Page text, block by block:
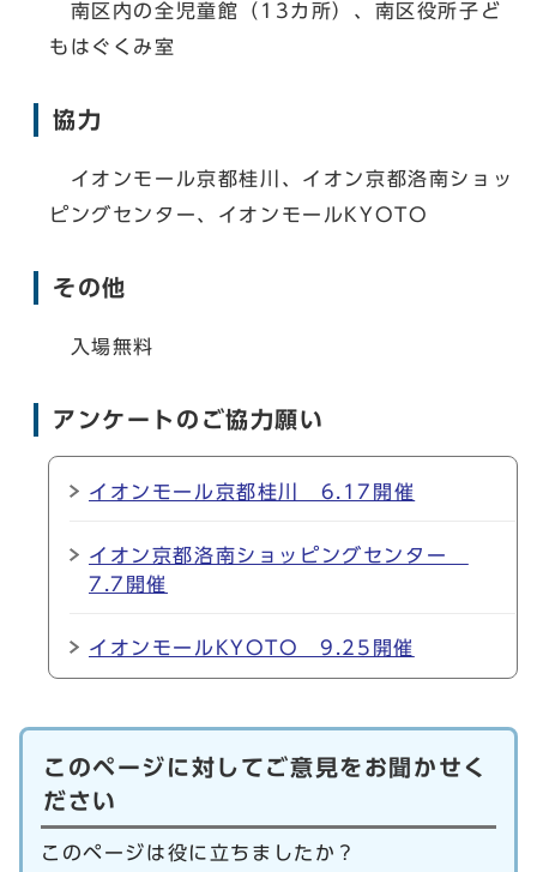
南区内の全児童館（13カ所）、南区役所子ど
もはぐくみ室
協力
イオンモール京都桂川、イオン京都洛南ショッ
ピングセンター、イオンモールKYOTO
その他
入場無料
アンケートのご協力願い
イオンモール京都桂川 6.17開催
イオン京都洛南ショッピングセンター
7.7開催
イオンモールKYOTO 9.25開催
このページに対してご意見をお聞かせく
ださい
このページは役に立ちましたか？